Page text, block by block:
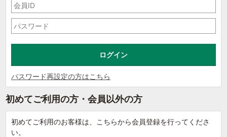
パスワード再設定の方はこちら
初めてご利用の方・会員以外の方
初めてご利用のお客様は、こちらから会員登録を行ってくださ
い。